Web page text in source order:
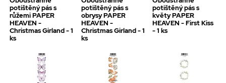
potištěný pás s
růžemi PAPER
HEAVEN -
Christmas Girland - 1
ks
potištěný pás s
obrysy PAPER
HEAVEN -
Christmas Girland - 1
ks
potištěný pás s
květy PAPER
HEAVEN - First Kiss
- 1 ks